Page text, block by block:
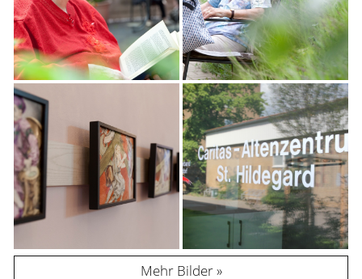
Mehr Bilder